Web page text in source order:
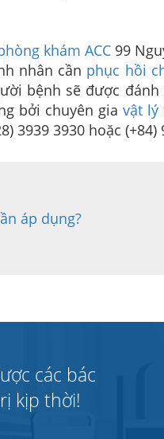
khám ACC99
nhân cần phục hồi
bệnh sẽ được đánh
bởi chuyên gia vật lý
3939 3930 hoặc (+84)
áp dụng?
các bác
kịp thời!